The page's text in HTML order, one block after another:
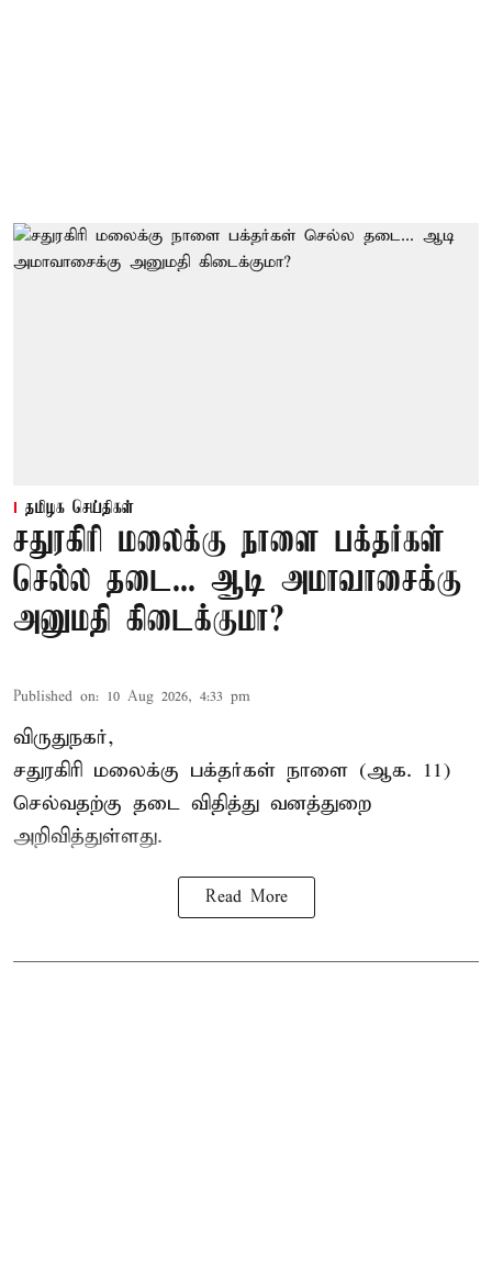
தமிழக செய்திகள்
சதுரகிரி மலைக்கு நாளை பக்தர்கள்
செல்ல தடை... ஆடி அமாவாசைக்கு
அனுமதி கிடைக்குமா?
Published on: 10 Aug 2026, 4:33 pm
விருதுநகர்,
சதுரகிரி மலைக்கு பக்தர்கள் நாளை (ஆக. 11)
செல்வதற்கு தடை விதித்து வனத்துறை
அறிவித்துள்ளது.
Read More